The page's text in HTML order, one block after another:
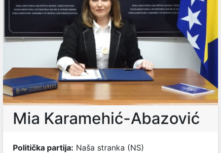
Mia Karamehić-Abazović
Politička partija: Naša stranka (NS)